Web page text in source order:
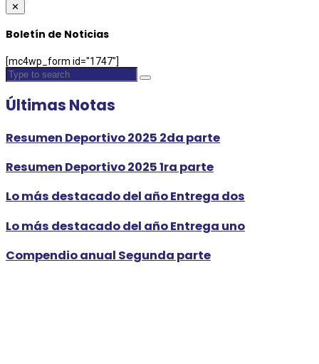
✕
Boletín de Noticias
[mc4wp_form id="1747"]
Últimas Notas
Resumen Deportivo 2025 2da parte
Resumen Deportivo 2025 1ra parte
Lo más destacado del año Entrega dos
Lo más destacado del año Entrega uno
Compendio anual Segunda parte